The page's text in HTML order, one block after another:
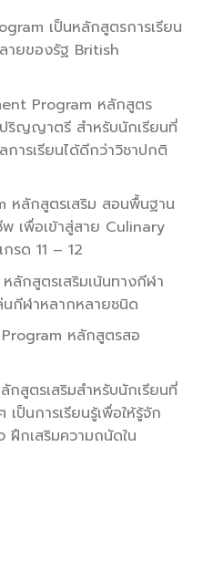
เป็นหลักสูตรการเรียน
ยของรัฐ British
Program หลักสูตร
ปริญญาตรี สำหรับนักเรียนที่
การเรียนได้ดีกว่าวิชาปกติ
หลักสูตรเสริม สอนพื้นฐาน
พ เพื่อเข้าสู่สาย Culinary
รด 11 – 12
กสูตรเสริมเน้นทางกีฬา
นกีฬาหลากหลายชนิด
หลักสูตรสอ
สูตรเสริมสำหรับนักเรียนที่
ป็นการเรียนรู้เพื่อให้รู้จัก
ฝึกเสริมความถนัดใน